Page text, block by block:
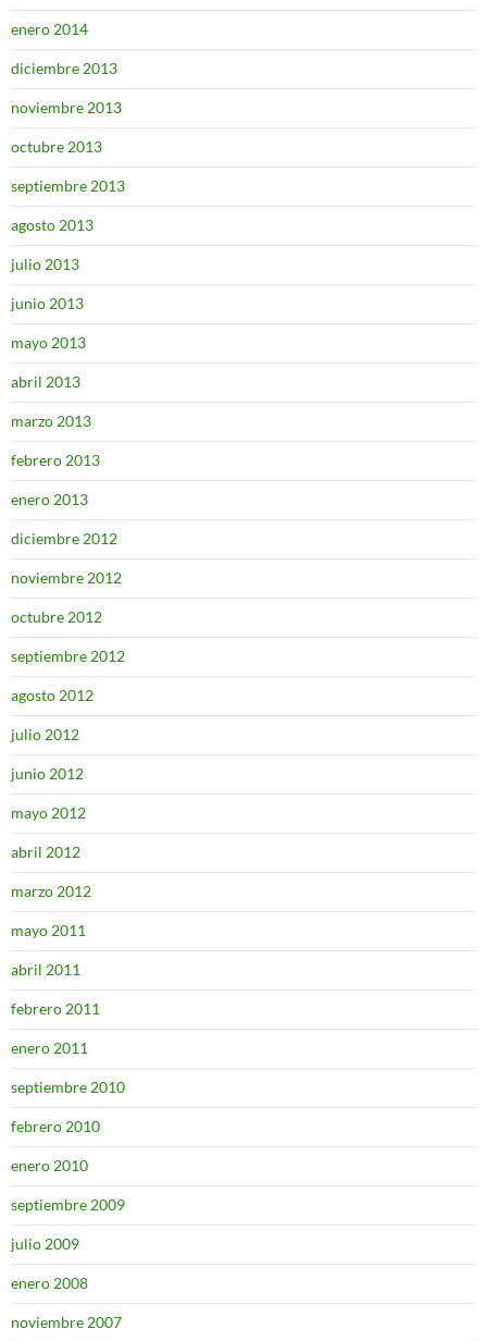
enero 2014
diciembre 2013
noviembre 2013
octubre 2013
septiembre 2013
agosto 2013
julio 2013
junio 2013
mayo 2013
abril 2013
marzo 2013
febrero 2013
enero 2013
diciembre 2012
noviembre 2012
octubre 2012
septiembre 2012
agosto 2012
julio 2012
junio 2012
mayo 2012
abril 2012
marzo 2012
mayo 2011
abril 2011
febrero 2011
enero 2011
septiembre 2010
febrero 2010
enero 2010
septiembre 2009
julio 2009
enero 2008
noviembre 2007